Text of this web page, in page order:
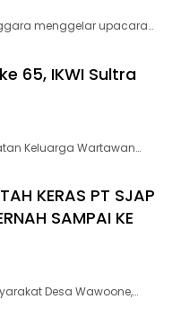
menggelar upacara…
65, IKWI Sultra
Keluarga Wartawan…
KERAS PT SJAP
SAMPAI KE
Desa Wawoone,…